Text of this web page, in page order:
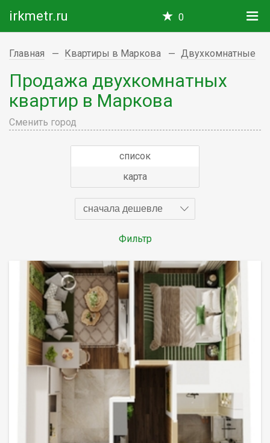
irkmetr.ru 0
Главная Квартиры в Маркова Двухкомнатные
Продажа двухкомнатных
квартир в Маркова
Сменить город
список
карта
сначала дешевле
Фильтр